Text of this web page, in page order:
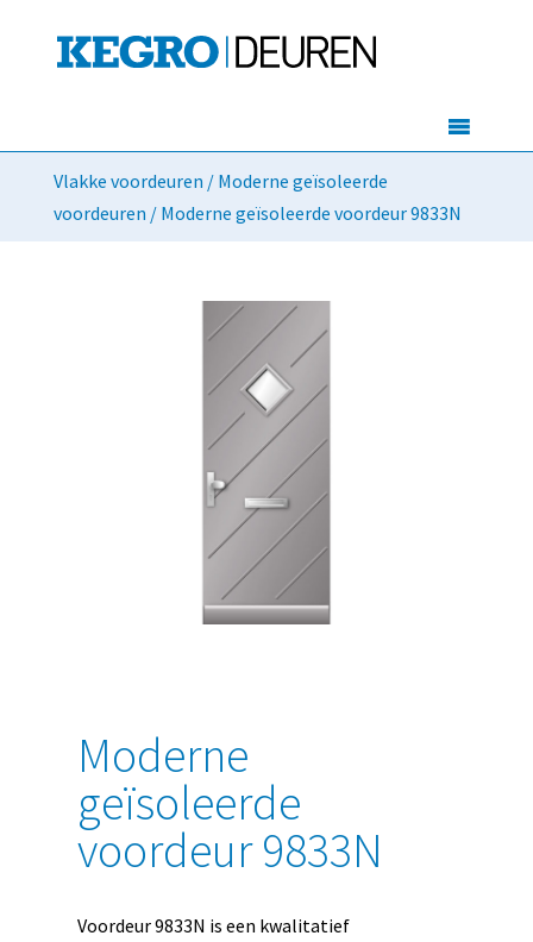
Vlakke voordeuren / Moderne geïsoleerde
voordeuren / Moderne geïsoleerde voordeur 9833N
Moderne
geïsoleerde
voordeur 9833N
Voordeur 9833N is een kwalitatief